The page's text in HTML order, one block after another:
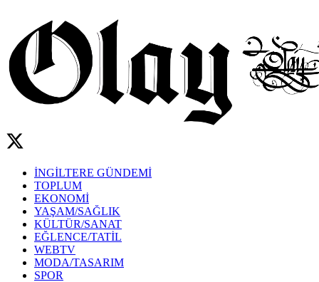
İNGİLTERE GÜNDEMİ
TOPLUM
EKONOMİ
YAŞAM/SAĞLIK
KÜLTÜR/SANAT
EĞLENCE/TATİL
WEBTV
MODA/TASARIM
SPOR